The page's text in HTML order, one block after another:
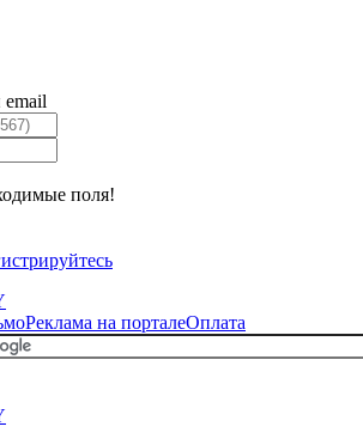
поля!
Реклама на порталеОплата